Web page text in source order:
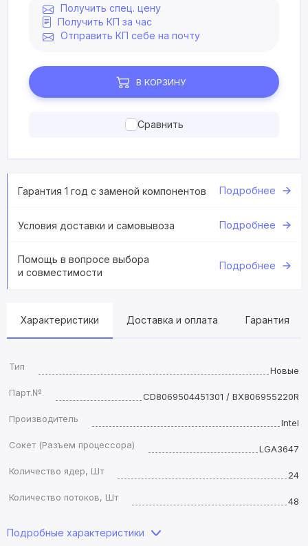
Получить спец. цену
Получить КП за час
Отправить КП себе на почту
В КОРЗИНУ
Сравнить
Гарантия 1 год с заменой компонентов Подробнее
Условия доставки и самовывоза Подробнее
Помощь в вопросе выбора
и совместимости
Подробнее
Характеристики Доставка и оплата Гарантия
Тип
Новые
Парт.№
CD8069504451301 / BX806955220R
Производитель
Intel
Сокет (Разъем процессора)
LGA3647
Количество ядер, Шт
24
Количество потоков, Шт
48
Подробные характеристики